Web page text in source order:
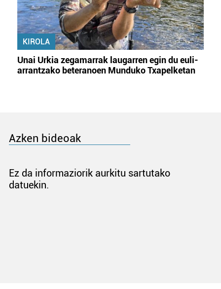
KIROLA
Unai Urkia zegamarrak laugarren egin du euli-
arrantzako beteranoen Munduko Txapelketan
Azken bideoak
Ez da informaziorik aurkitu sartutako
datuekin.